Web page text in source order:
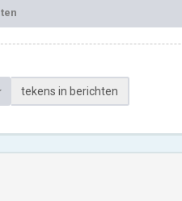
tekens in berichten